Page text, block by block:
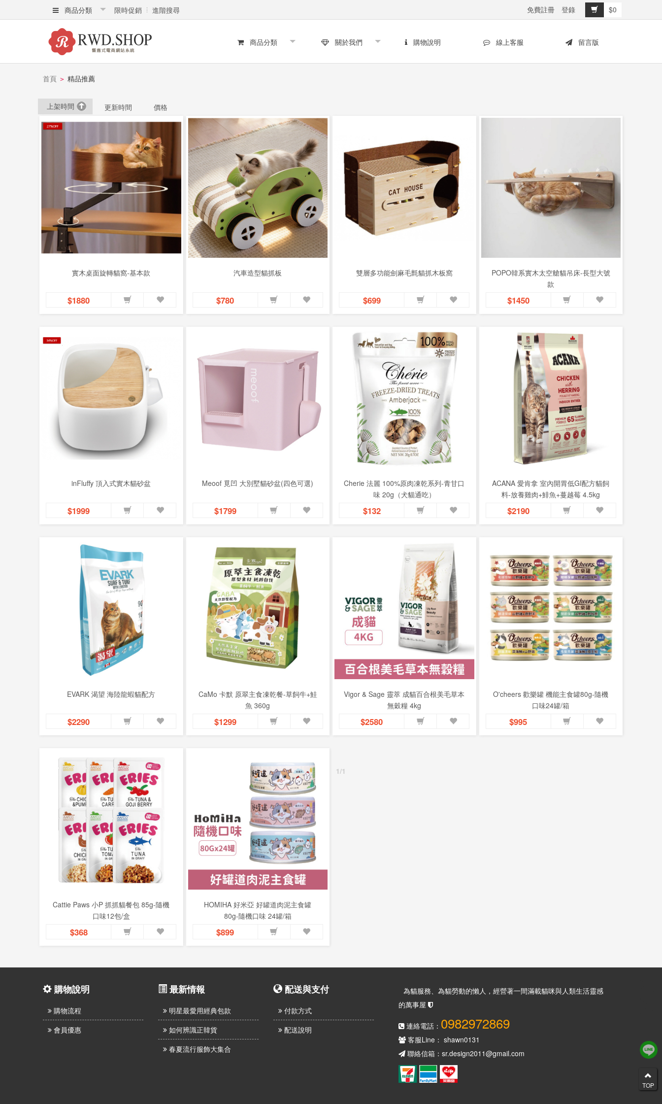
商品分類 限時促銷 進階搜尋 免費註冊 登錄 $0
商品分類 關於我們 購物說明 線上客服 留言版
首頁 > 精品推薦
上架時間 更新時間 價格
實木桌面旋轉貓窩-基本款
$1880
汽車造型貓抓板
$780
雙層多功能劍麻毛氈貓抓木板窩
$699
POPO韓系實木太空艙貓吊床-長型大號
款
$1450
inFluffy 頂入式實木貓砂盆
$1999
Meoof 覓凹 大別墅貓砂盆(四色可選)
$1799
Cherie 法麗 100%原肉凍乾系列-青甘口
味 20g（犬貓通吃）
$132
ACANA 愛肯拿 室內開胃低GI配方貓飼
料-放養雞肉+鯡魚+蔓越莓 4.5kg
$2190
EVARK 渴望 海陸龍蝦貓配方
$2290
CaMo 卡默 原翠主食凍乾餐-草飼牛+鮭
魚 360g
$1299
Vigor & Sage 靈萃 成貓百合根美毛草本
無穀糧 4kg
$2580
O'cheers 歡樂罐 機能主食罐80g-隨機
口味24罐/箱
$995
Cattie Paws 小P 抓抓貓餐包 85g-隨機
口味12包/盒
$368
HOMIHA 好米亞 好罐道肉泥主食罐
80g-隨機口味 24罐/箱
$899
1/1
購物說明
購物流程
會員優惠
最新情報
明星最愛用經典包款
如何辨識正韓貨
春夏流行服飾大集合
配送與支付
付款方式
配送說明
為貓服務、為貓勞動的懶人，經營著一間滿載貓咪與人類生活靈感
的萬事屋
連絡電話： 0982972869
客服Line： shawn0131
聯絡信箱：sr.design2011@gmail.com
TOP